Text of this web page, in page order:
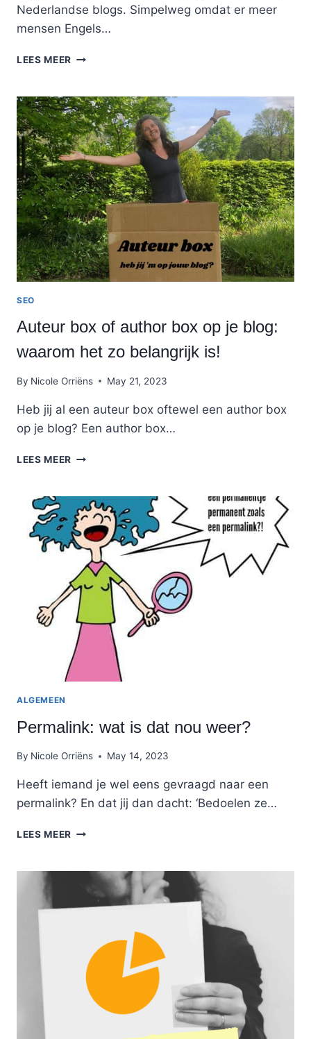
Nederlandse blogs. Simpelweg omdat er meer
mensen Engels…
LEES MEER ENGELSE
BLOGGEN
IN
HET
ENGELS
EEN
GOED
PLAN?
+
3
METHODES!
SEO
Auteur box of author box op je blog:
waarom het zo belangrijk is!
By Nicole Orriëns May 21, 2023
Heb jij al een auteur box oftewel een author box
op je blog? Een author box…
LEES MEER AUTEUR
AUTHOR
BOX
OP
JE
BLOG:
WAAROM
HET
ZO
BELANGRIJK
IS!
ALGEMEEN
Permalink: wat is dat nou weer?
By Nicole Orriëns May 14, 2023
Heeft iemand je wel eens gevraagd naar een
permalink? En dat jij dan dacht: ‘Bedoelen ze…
LEES MEER PERMALINK:
DAT
WEER?